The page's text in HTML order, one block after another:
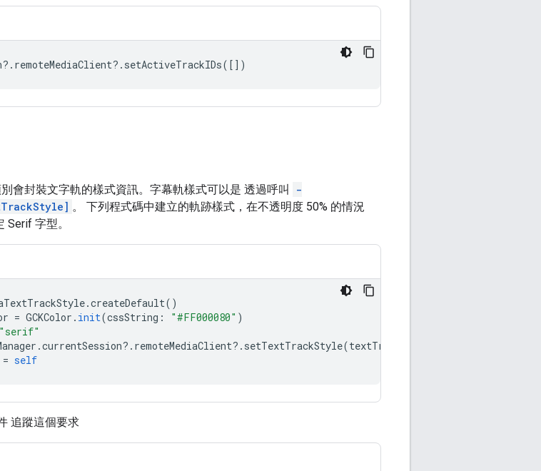
?. remoteMediaClient?. setActiveTrackIDs([])
會封裝文字軌的樣式資訊。字幕軌樣式可以是 透過呼叫
-
。 下列程式碼中建立的軌跡樣式，在不透明度 50% 的情況
Serif 字型。
.createDefault()
= GCKColor . init(cssString : "#FF000080" )
"serif"
.currentSession?. remoteMediaClient?. setTextTrackStyle(textTrackStyle
= self
追蹤這個要求